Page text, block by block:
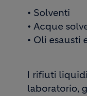
• Solventi
• Acque
• Oli esausti
I rifiuti
laboratorio,